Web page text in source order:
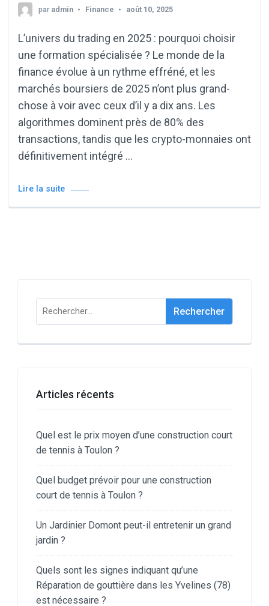
par admin Finance août 10, 2025
L’univers du trading en 2025 : pourquoi choisir
une formation spécialisée ? Le monde de la
finance évolue à un rythme effréné, et les
marchés boursiers de 2025 n’ont plus grand-
chose à voir avec ceux d’il y a dix ans. Les
algorithmes dominent près de 80% des
transactions, tandis que les crypto-monnaies ont
définitivement intégré …
Lire la suite
Rechercher :
Articles récents
Quel est le prix moyen d’une construction court
de tennis à Toulon ?
Quel budget prévoir pour une construction
court de tennis à Toulon ?
Un Jardinier Domont peut-il entretenir un grand
jardin ?
Quels sont les signes indiquant qu’une
Réparation de gouttière dans les Yvelines (78)
est nécessaire ?